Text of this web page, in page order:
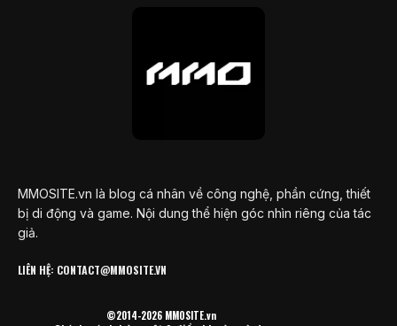
MMOSITE.vn là blog cá nhân về công nghệ, phần cứng, thiết
bị di động và game. Nội dung thể hiện góc nhìn riêng của tác
giả.
LIÊN HỆ: CONTACT@MMOSITE.VN
©2014-2026 MMOSITE.vn